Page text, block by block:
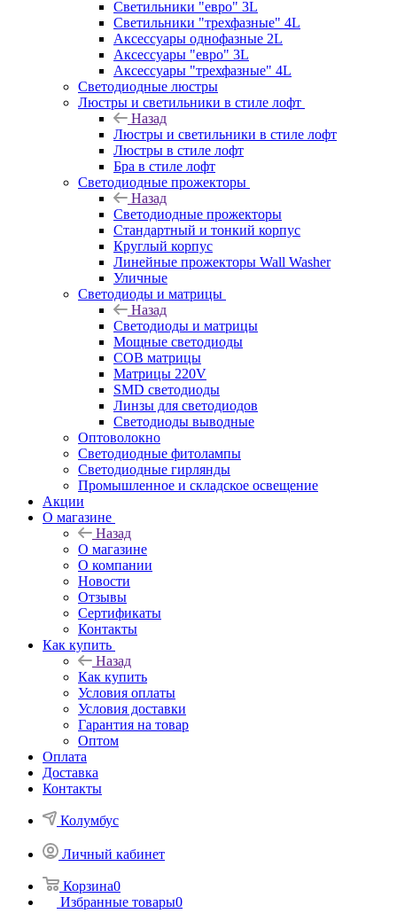
Светильники "евро" 3L
Светильники "трехфазные" 4L
Аксессуары однофазные 2L
Аксессуары "евро" 3L
Аксессуары "трехфазные" 4L
Светодиодные люстры
Люстры и светильники в стиле лофт
Назад
Люстры и светильники в стиле лофт
Люстры в стиле лофт
Бра в стиле лофт
Светодиодные прожекторы
Назад
Светодиодные прожекторы
Стандартный и тонкий корпус
Круглый корпус
Линейные прожекторы Wall Washer
Уличные
Светодиоды и матрицы
Назад
Светодиоды и матрицы
Мощные светодиоды
COB матрицы
Матрицы 220V
SMD светодиоды
Линзы для светодиодов
Светодиоды выводные
Оптоволокно
Светодиодные фитолампы
Светодиодные гирлянды
Промышленное и складское освещение
Акции
О магазине
Назад
О магазине
О компании
Новости
Отзывы
Сертификаты
Контакты
Как купить
Назад
Как купить
Условия оплаты
Условия доставки
Гарантия на товар
Оптом
Оплата
Доставка
Контакты
Колумбус
Личный кабинет
Корзина0
Избранные товары0